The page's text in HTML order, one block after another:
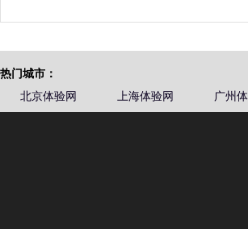
热门城市：
北京体验网
上海体验网 广州